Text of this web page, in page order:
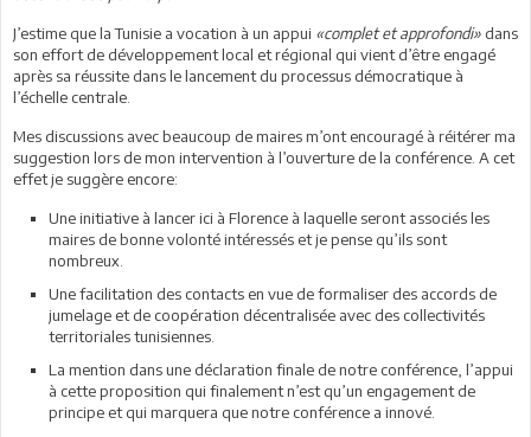
J’estime que la Tunisie a vocation à un appui «complet et approfondi» dans
son effort de développement local et régional qui vient d’être engagé
après sa réussite dans le lancement du processus démocratique à
l’échelle centrale.
Mes discussions avec beaucoup de maires m’ont encouragé à réitérer ma
suggestion lors de mon intervention à l’ouverture de la conférence. A cet
effet je suggère encore:
Une initiative à lancer ici à Florence à laquelle seront associés les
maires de bonne volonté intéressés et je pense qu’ils sont
nombreux.
Une facilitation des contacts en vue de formaliser des accords de
jumelage et de coopération décentralisée avec des collectivités
territoriales tunisiennes.
La mention dans une déclaration finale de notre conférence, l’appui
à cette proposition qui finalement n’est qu’un engagement de
principe et qui marquera que notre conférence a innové.